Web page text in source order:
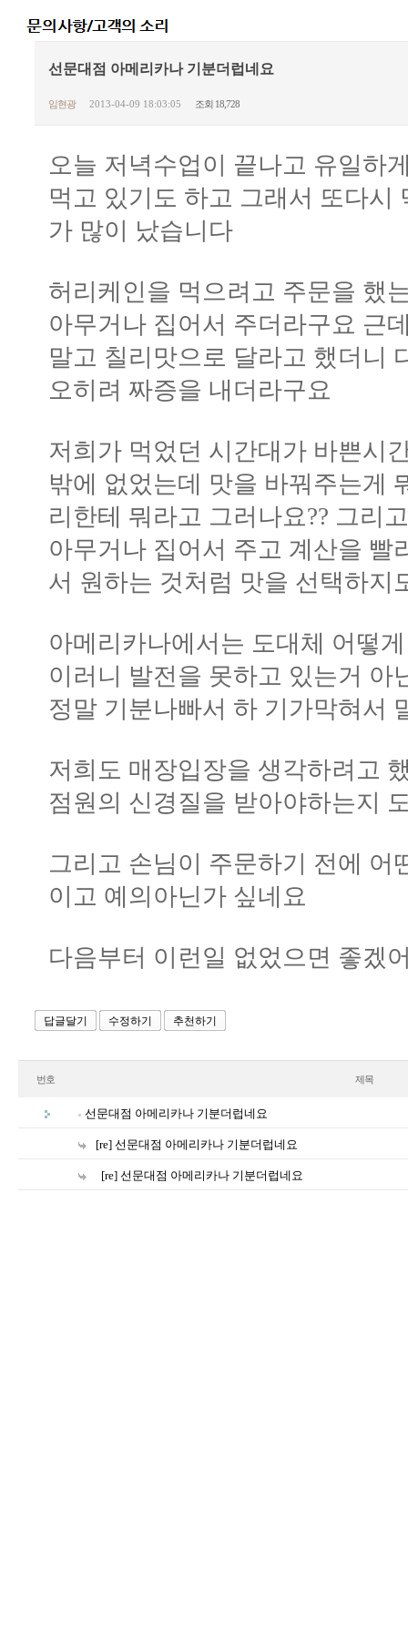
선문대점 아메리카나 기분더럽네요
임현광 2013-04-09 18:03:05 조회 18,728
오늘 저녁수업이 끝나고 유일하
먹고 있기도 하고 그래서 또다
가 많이 났습니다
허리케인을 먹으려고 주문을 했
아무거나 집어서 주더라구요 근
말고 칠리맛으로 달라고 했더니
오히려 짜증을 내더라구요
저희가 먹었던 시간대가 바쁜시
밖에 없었는데 맛을 바꿔주는게
리한테 뭐라고 그러나요?? 그리
아무거나 집어서 주고 계산을 빨
서 원하는 것처럼 맛을 선택하지
아메리카나에서는 도대체 어떻
이러니 발전을 못하고 있는거 아
정말 기분나빠서 하 기가막혀서
저희도 매장입장을 생각하려고
점원의 신경질을 받아야하는지
그리고 손님이 주문하기 전에
이고 예의아닌가 싶네요
다음부터 이런일 없었으면 좋겠
답글달기 수정하기 추천하기
번호 제목
선문대점 아메리카나 기분더럽네요
[re] 선문대점 아메리카나 기분더럽네요
[re] 선문대점 아메리카나 기분더럽네요